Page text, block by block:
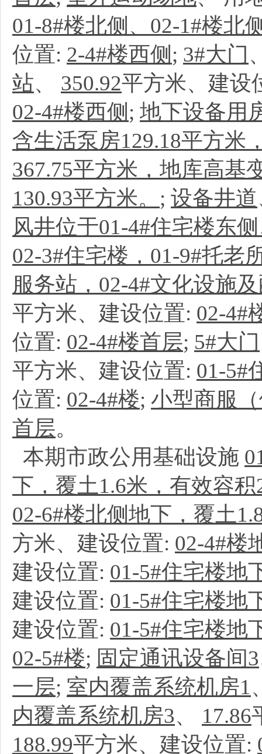
01-8#楼北侧、02-1#楼北
位置: 2-4#楼西侧 ; 3#大门
站、 350.92平方米、建设
02-4#楼西侧 ; 地下设备用
含生活泵房129.18平方米
367.75平方米，地库高基
130.93平方米。 ; 设备井道
风井位于01-4#住宅楼东
02-3#住宅楼，01-9#托老
服务站，02-4#文化设施
平方米、建设位置: 02-4#
位置: 02-4#楼首层; 5#大门
平方米、建设位置: 01-5#
位置: 02-4#楼; 小型商服
首层。
本期市政公用基础设施
下，覆土1.6米，有效容积
02-6#楼北侧地下，覆土
方米、建设位置: 02-4#楼
建设位置: 01-5#住宅楼地
建设位置: 01-5#住宅楼地
建设位置: 01-5#住宅楼地
02-5#楼; 固定通讯设备间3
一层; 室内覆盖系统机房1
内覆盖系统机房3、 17.86
188.99平方米、建设位置: